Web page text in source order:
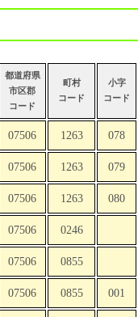
都道府県
市区郡
コード
町村
コード
小字
コード
07506 1263 078
07506 1263 079
07506 1263 080
07506 0246
07506 0855
07506 0855 001